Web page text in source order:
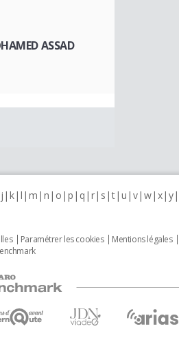
ASSAD
j k l m n o p q r s t u v w x y
Paramétrer les cookies Mentions légales